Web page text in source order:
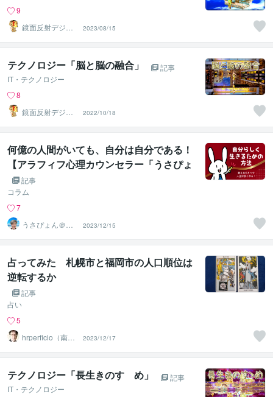
9
鏡面反射デジタ
ルアート製作所
（鈴木穣）
2023/08/15
テクノロジー「脳と脳の融合」
記事
IT・テクノロジー
8
鏡面反射デジタ
ルアート製作所
（鈴木穣）
2022/10/18
何億の人間がいても、自分は自分である！
【アラフィフ心理カウンセラー「うさぴょ
ん」のココナラ電話相談】
記事
コラム
7
うさぴょん＠癒
し系アラフィフ
心寄り添い人
2023/12/15
占ってみた 札幌市と福岡市の人口順位は
逆転するか
記事
占い
5
hrperficio（南仙
台の父）
2023/12/17
テクノロジー「長生きのすゝめ」
記事
IT・テクノロジー